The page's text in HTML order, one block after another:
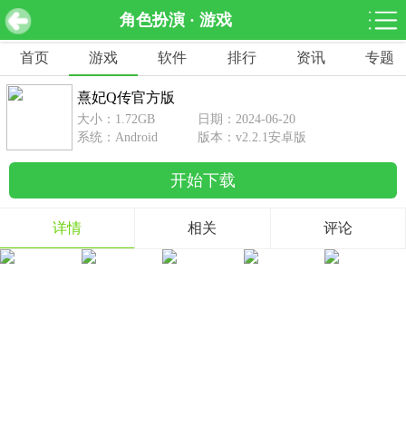
角色扮演 · 游戏
网游分类 软件分类
休闲益智
462款游戏
赛车竞速
122款游戏
1642款游戏
动作射击
351款游戏
69款游戏
经营养成
冒险解谜
首页 游戏 软件 排行 资讯 专题
熹妃Q传官方版 v2.2.1安卓版 下载
熹妃Q传官方版
大小：1.72GB
日期：2024-06-20
系统：Android
版本：v2.2.1安卓版
开始下载
详情 相关 评论